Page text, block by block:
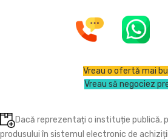
Vreau o ofertă mai
Vreau să negociez
Dacă reprezentați o instituție publică,
produsului în sistemul electronic de achiziții